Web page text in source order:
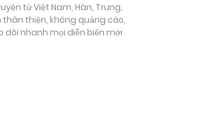
từ Việt Nam, Hàn, Trung,
thiện, không quảng cáo,
dõi nhanh mọi diễn biến mới